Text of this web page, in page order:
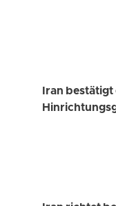
Iran bestätigt